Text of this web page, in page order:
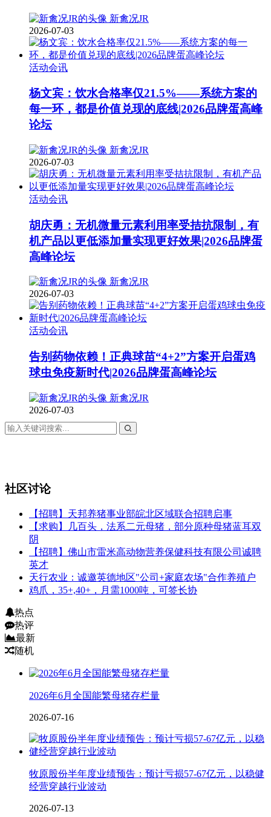
新禽况JR
2026-07-03
活动会讯
杨文宾：饮水合格率仅21.5%——系统方案的
每一环，都是价值兑现的底线|2026品牌蛋高峰
论坛
新禽况JR
2026-07-03
活动会讯
胡庆勇：无机微量元素利用率受拮抗限制，有
机产品以更低添加量实现更好效果|2026品牌蛋
高峰论坛
新禽况JR
2026-07-03
活动会讯
告别药物依赖！正典球苗“4+2”方案开启蛋鸡
球虫免疫新时代|2026品牌蛋高峰论坛
新禽况JR
2026-07-03
社区讨论
【招聘】天邦养猪事业部皖北区域联合招聘启事
【求购】几百头，法系二元母猪，部分原种母猪蓝耳双
阴
【招聘】佛山市雷米高动物营养保健科技有限公司诚聘
英才
天行农业：诚邀英德地区"公司+家庭农场"合作养殖户
鸡爪，35+,40+，月需1000吨，可签长协
热点
热评
最新
随机
2026年6月全国能繁母猪存栏量
2026-07-16
牧原股份半年度业绩预告：预计亏损57-67亿元，以稳健
经营穿越行业波动
2026-07-13